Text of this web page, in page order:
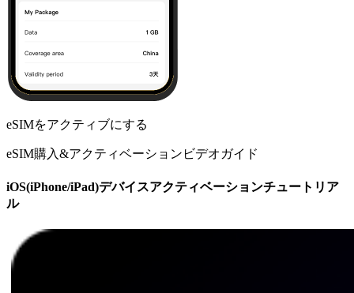
eSIMをアクティブにする
eSIM購入&アクティベーションビデオガイド
iOS(iPhone/iPad)デバイスアクティベーションチュートリア
ル